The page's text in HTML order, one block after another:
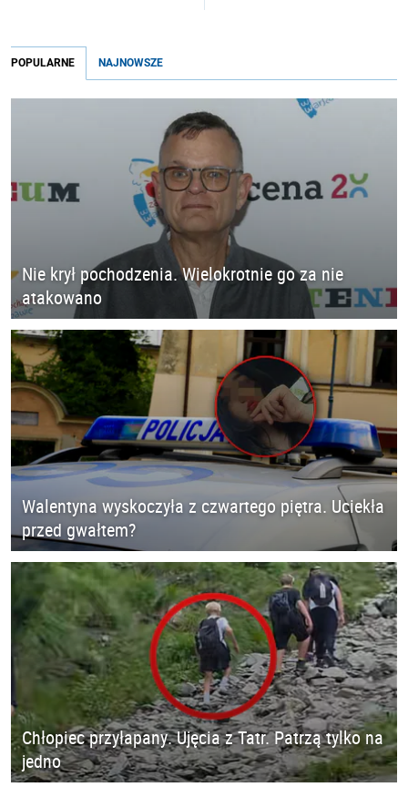
POPULARNE NAJNOWSZE
Nie krył pochodzenia. Wielokrotnie go za nie
atakowano
Walentyna wyskoczyła z czwartego piętra. Uciekła
przed gwałtem?
Chłopiec przyłapany. Ujęcia z Tatr. Patrzą tylko na
jedno